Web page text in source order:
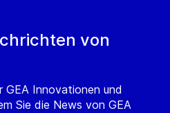
von
GEA Innovationen und
Sie die News von GEA